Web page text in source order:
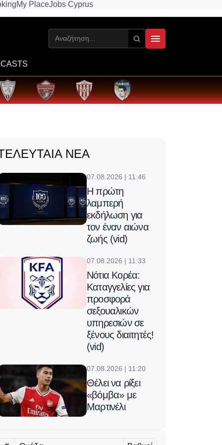
My PlaceJobs Cyprus
ΝΈΑ
07.08.2026 | 11:46
Η πρώτη
λαμπερή
εκδήλωση για
τον έναν αιώνα
ζωής (vid)
07.08.2026 | 11:33
Νότια Κορέα:
Καταγγελίες για
προσφορά
σεξουαλικών
υπηρεσιών σε
ξένους διαιτητές!
(vid)
07.08.2026 | 11:20
Θέλει να ρίξει
«βόμβα» με
Μαρτινέλι